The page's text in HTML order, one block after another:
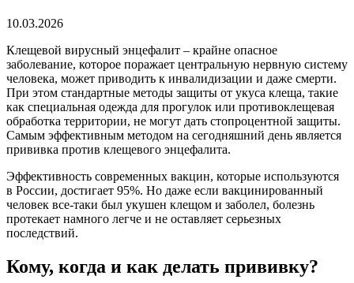
10.03.2026
Клещевой вирусный энцефалит – крайне опасное
заболевание, которое поражает центральную нервную систему
человека, может приводить к инвалидизации и даже смерти.
При этом стандартные методы защиты от укуса клеща, такие
как специальная одежда для прогулок или противоклещевая
обработка территории, не могут дать стопроцентной защиты.
Самым эффективным методом на сегодняшний день является
прививка против клещевого энцефалита.
Эффективность современных вакцин, которые используются
в России, достигает 95%. Но даже если вакцинированный
человек все-таки был укушен клещом и заболел, болезнь
протекает намного легче и не оставляет серьезных
последствий.
Кому, когда и как делать прививку?